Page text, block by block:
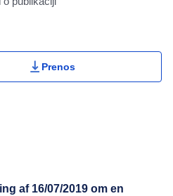
Portlet
Prenos
af 16/07/2019 om en